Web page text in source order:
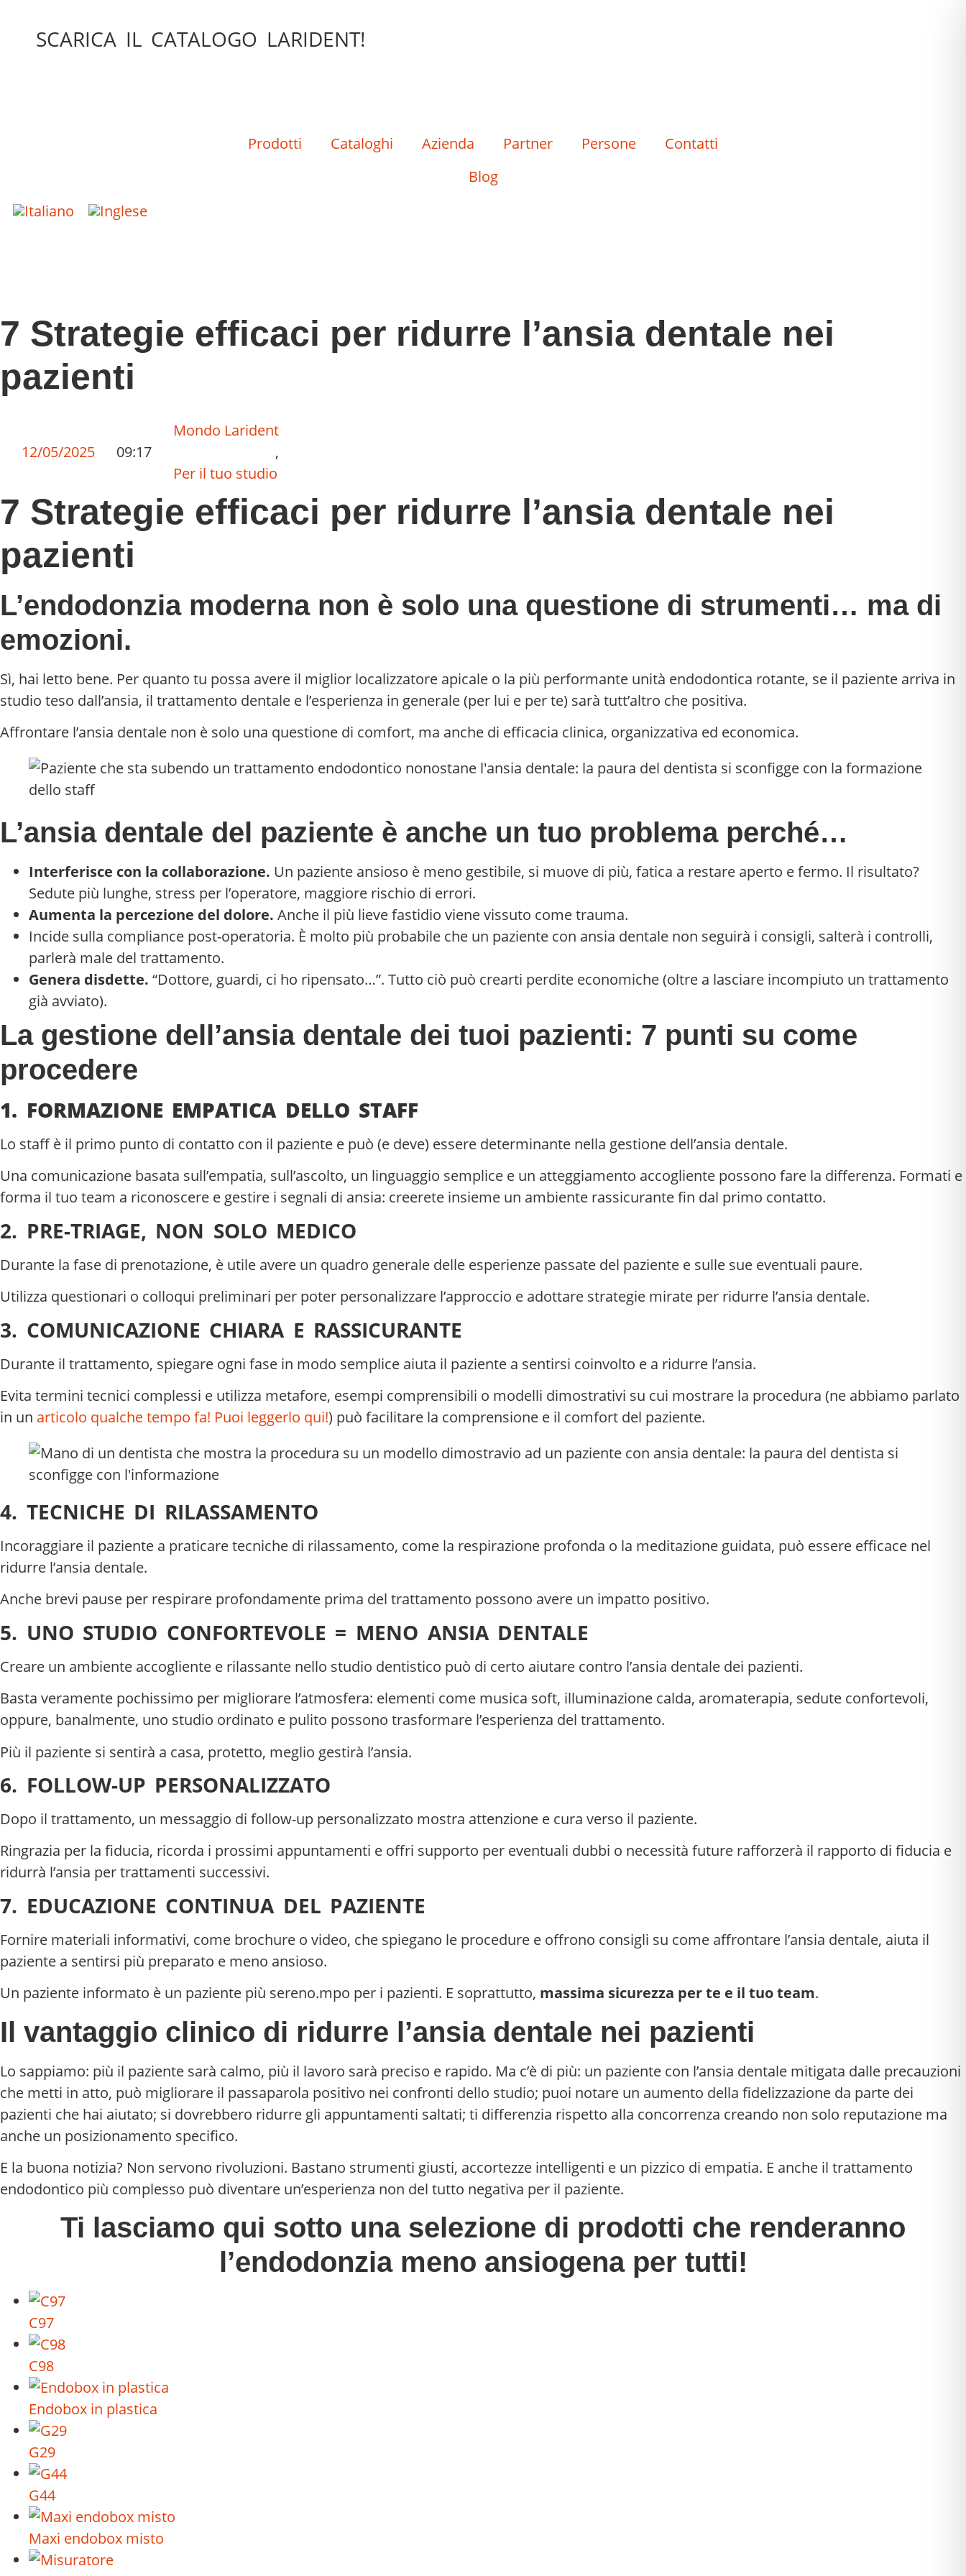
SCARICA IL CATALOGO LARIDENT!
Prodotti Cataloghi Azienda Partner Persone
Contatti
Blog
7 Strategie efficaci per ridurre l’ansia dentale nei
pazienti
12/05/2025 09:17
Mondo Larident
,
Per il tuo studio
7 Strategie efficaci per ridurre l’ansia dentale nei
pazienti
L’endodonzia moderna non è solo una questione di strumenti… ma di
emozioni.
Sì, hai letto bene. Per quanto tu possa avere il miglior localizzatore apicale o la più performante unità endodontica rotante, se il paziente arriva in
studio teso dall’ansia, il trattamento dentale e l’esperienza in generale (per lui e per te) sarà tutt’altro che positiva.
Affrontare l’ansia dentale non è solo una questione di comfort, ma anche di efficacia clinica, organizzativa ed economica.
L’ansia dentale del paziente è anche un tuo problema perché…
Interferisce con la collaborazione. Un paziente ansioso è meno gestibile, si muove di più, fatica a restare aperto e fermo. Il risultato?
Sedute più lunghe, stress per l’operatore, maggiore rischio di errori.
Aumenta la percezione del dolore. Anche il più lieve fastidio viene vissuto come trauma.
Incide sulla compliance post-operatoria. È molto più probabile che un paziente con ansia dentale non seguirà i consigli, salterà i controlli,
parlerà male del trattamento.
Genera disdette. “Dottore, guardi, ci ho ripensato…”. Tutto ciò può crearti perdite economiche (oltre a lasciare incompiuto un trattamento
già avviato).
La gestione dell’ansia dentale dei tuoi pazienti: 7 punti su come
procedere
1. FORMAZIONE EMPATICA DELLO STAFF
Lo staff è il primo punto di contatto con il paziente e può (e deve) essere determinante nella gestione dell’ansia dentale.
Una comunicazione basata sull’empatia, sull’ascolto, un linguaggio semplice e un atteggiamento accogliente possono fare la differenza. Formati e
forma il tuo team a riconoscere e gestire i segnali di ansia: creerete insieme un ambiente rassicurante fin dal primo contatto.
2. PRE-TRIAGE, NON SOLO MEDICO
Durante la fase di prenotazione, è utile avere un quadro generale delle esperienze passate del paziente e sulle sue eventuali paure.
Utilizza questionari o colloqui preliminari per poter personalizzare l’approccio e adottare strategie mirate per ridurre l’ansia dentale.
3. COMUNICAZIONE CHIARA E RASSICURANTE
Durante il trattamento, spiegare ogni fase in modo semplice aiuta il paziente a sentirsi coinvolto e a ridurre l’ansia.
Evita termini tecnici complessi e utilizza metafore, esempi comprensibili o modelli dimostrativi su cui mostrare la procedura (ne abbiamo parlato
in un articolo qualche tempo fa! Puoi leggerlo qui!) può facilitare la comprensione e il comfort del paziente.
4. TECNICHE DI RILASSAMENTO
Incoraggiare il paziente a praticare tecniche di rilassamento, come la respirazione profonda o la meditazione guidata, può essere efficace nel
ridurre l’ansia dentale.
Anche brevi pause per respirare profondamente prima del trattamento possono avere un impatto positivo.
5. UNO STUDIO CONFORTEVOLE = MENO ANSIA DENTALE
Creare un ambiente accogliente e rilassante nello studio dentistico può di certo aiutare contro l’ansia dentale dei pazienti.
Basta veramente pochissimo per migliorare l’atmosfera: elementi come musica soft, illuminazione calda, aromaterapia, sedute confortevoli,
oppure, banalmente, uno studio ordinato e pulito possono trasformare l’esperienza del trattamento.
Più il paziente si sentirà a casa, protetto, meglio gestirà l’ansia.
6. FOLLOW-UP PERSONALIZZATO
Dopo il trattamento, un messaggio di follow-up personalizzato mostra attenzione e cura verso il paziente.
Ringrazia per la fiducia, ricorda i prossimi appuntamenti e offri supporto per eventuali dubbi o necessità future rafforzerà il rapporto di fiducia e
ridurrà l’ansia per trattamenti successivi.
7. EDUCAZIONE CONTINUA DEL PAZIENTE
Fornire materiali informativi, come brochure o video, che spiegano le procedure e offrono consigli su come affrontare l’ansia dentale, aiuta il
paziente a sentirsi più preparato e meno ansioso.
Un paziente informato è un paziente più sereno.mpo per i pazienti. E soprattutto, massima sicurezza per te e il tuo team.
Il vantaggio clinico di ridurre l’ansiadentale nei pazienti
Lo sappiamo: più il paziente sarà calmo, più il lavoro sarà preciso e rapido. Ma c’è di più: un paziente con l’ansia dentale mitigata dalle precauzioni
che metti in atto, può migliorare il passaparola positivo nei confronti dello studio; puoi notare un aumento della fidelizzazione da parte dei
pazienti che hai aiutato; si dovrebbero ridurre gli appuntamenti saltati; ti differenzia rispetto alla concorrenza creando non solo reputazione ma
anche un posizionamento specifico.
E la buona notizia? Non servono rivoluzioni. Bastano strumenti giusti, accortezze intelligenti e un pizzico di empatia. E anche il trattamento
endodontico più complesso può diventare un’esperienza non del tutto negativa per il paziente.
Ti lasciamo qui sotto una selezione di prodotti che renderanno
l’endodonzia meno ansiogena per tutti!
C97
C98
Endobox in plastica
G29
G44
Maxi endobox misto